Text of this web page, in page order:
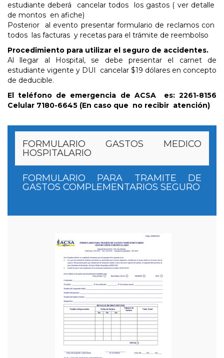
estudiante deberá cancelar todos los gastos ( ver detalle
de montos en afiche)
Posterior al evento presentar formulario de reclamos con
todos las facturas y recetas para el trámite de reembolso
Procedimiento para utilizar el seguro de accidentes.
Al llegar al Hospital, se debe presentar el carnet de
estudiante vigente y DUI cancelar $19 dólares en concepto
de deducible.
El teléfono de emergencia de ACSA es: 2261-8156
Celular 7180-6645 (En caso que no recibir atención)
FORMULARIO GASTOS MEDICO
HOSPITALARIO
FORMULARIO PARA TRAMITE DE
GASTOS COMPLEMENTARIOS SEGURO